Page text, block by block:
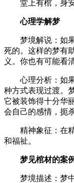
堂上有棺，身安
心理学解梦
梦境解说：如果
死的。这样的梦有
义。你也有可能看
心理分析：如果
种方式表现过渡。
它被装饰得十分华
会自己的感情，扼
精神象征：在精
和福祉。
梦见棺材的案
梦境描述：梦中